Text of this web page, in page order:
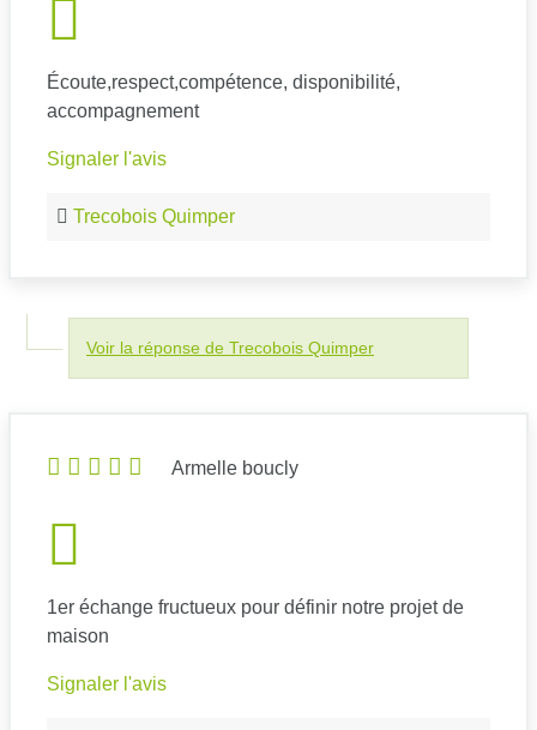
Écoute,respect,compétence, disponibilité,
accompagnement
Signaler l'avis
Trecobois Quimper
Voir la réponse de Trecobois Quimper
Armelle boucly
1er échange fructueux pour définir notre projet de
maison
Signaler l'avis